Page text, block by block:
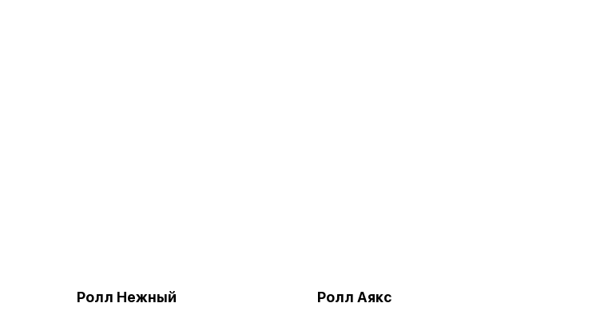
Ролл Нежный Ролл Аякс